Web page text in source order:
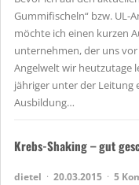
Gummifischeln“ bzw. UL-
möchte ich einen kurzen
unternehmen, der uns
Angelwelt wir heutzutage
jähriger unter der Leitung
Ausbildung…
Krebs-Shaking – gut
dietel 20.03.2015 5